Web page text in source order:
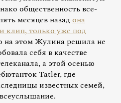
общественность все-
месяцев назад она
клип, только уже под
на этом Жулина решила не
себя в качестве
а этой осенью
Tatler, где
известных семей,